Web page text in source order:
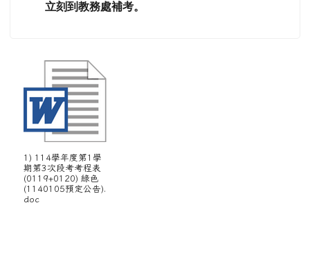
立刻到教務處補考。
1) 114學年度第1學
期第3次段考考程表
(0119+0120) 綠色
(1140105預定公告).
doc